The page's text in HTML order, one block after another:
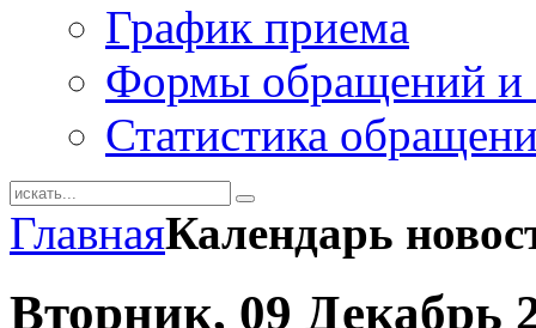
График приема
Формы обращений и
Статистика
ГлавнаяКалендарь
Вторник, 09 Декабрь